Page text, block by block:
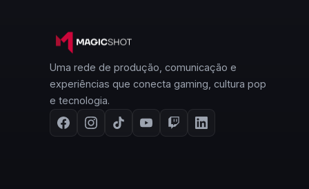
Uma rede de produção, comunicação e
experiências que conecta gaming, cultura pop
e tecnologia.